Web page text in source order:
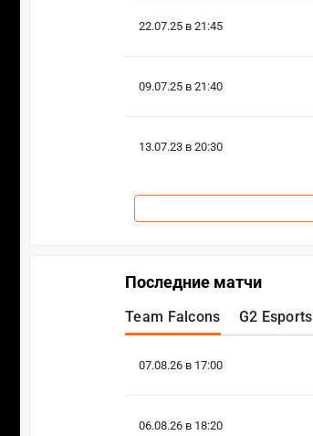
22.07.25 в 21:45
09.07.25 в 21:40
13.07.23 в 20:30
Последние матчи
Team Falcons G2 Esports
07.08.26 в 17:00
06.08.26 в 18:20